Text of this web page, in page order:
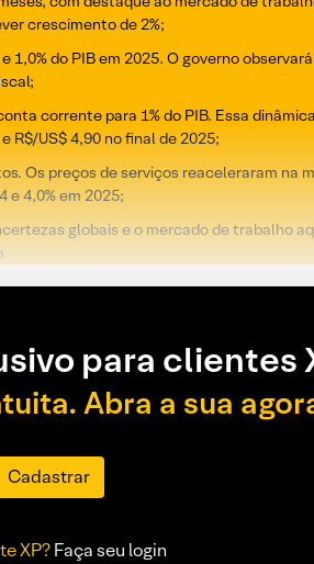
crescimento de 2%;
do PIB em 2025. O governo
corrente para 1% do PIB. Essa
R$/US$ 4,90 no final de 2025;
Os preços de serviços reaceleraram na
e 4,0% em 2025;
globais e o mercado de trabalho
para clientes
Abra a sua
Cadastrar
XP?Faça seu login